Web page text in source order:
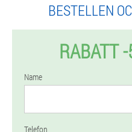
BESTELLEN
RABATT
Name
Telefon